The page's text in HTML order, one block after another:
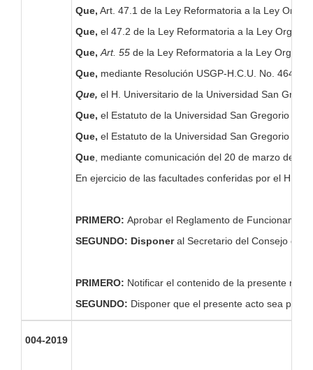
Que, Art. 47.1 de la Ley Reformatoria a la Ley
Que, el 47.2 de la Ley Reformatoria a la Ley
Que,Art. 55 de la Ley Reformatoria a la Ley
Que, mediante Resolución USGP-H.C.U. No. 464-
Que, el H. Universitario de la Universidad San
Que, el Estatuto de la Universidad San Gregorio de
Que, el Estatuto de la Universidad San Gregorio de
Que, mediante comunicación del 20 de marzo de
En ejercicio de las facultades conferidas por el H.
PRIMERO: Aprobar el Reglamento de
SEGUNDO: Disponeral Secretario del Consejo de
PRIMERO: Notificar el contenido de la presente
SEGUNDO: Disponer que el presente acto sea
004-2019